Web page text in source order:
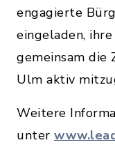
engagierte
eingeladen,
gemeinsam die
Ulm aktiv
Weitere
unter